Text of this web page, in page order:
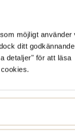
möjligt använder
ditt godkännande
detaljer" för att läsa